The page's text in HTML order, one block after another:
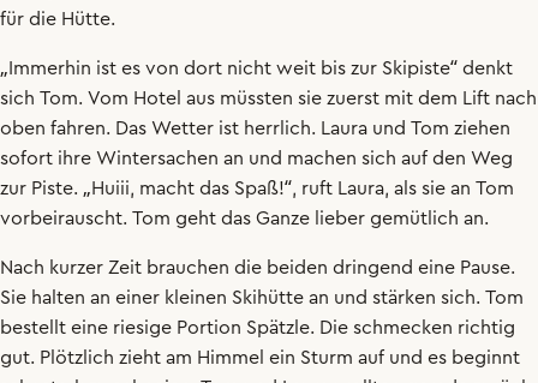
für die Hütte.
„ Immerhin ist es von dort nicht weit bis zur Skipiste“ denkt
sich Tom. Vom Hotel aus müssten sie zuerst mit dem Lift nach
oben fahren. Das Wetter ist herrlich. Laura und Tom ziehen
sofort ihre Wintersachen an und machen sich auf den Weg
zur Piste. „Huiii, macht das Spaß!“, ruft Laura, als sie an Tom
vorbeirauscht. Tom geht das Ganze lieber gemütlich an.
Nach kurzer Zeit brauchen die beiden dringend eine Pause.
Sie halten an einer kleinen Skihütte an und stärken sich. Tom
bestellt eine riesige Portion Spätzle. Die schmecken richtig
gut. Plötzlich zieht am Himmel ein Sturm auf und es beginnt